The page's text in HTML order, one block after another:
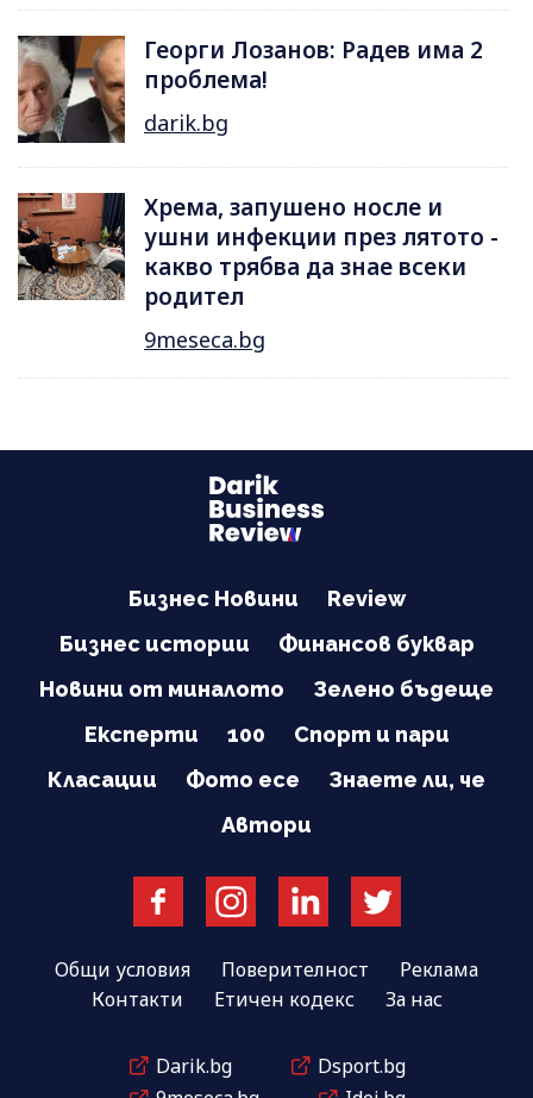
Георги Лозанов: Радев има 2
проблема!
darik.bg
Хрема, запушено носле и
ушни инфекции през лятотo -
какво трябва да знае всеки
родител
9meseca.bg
Бизнес Новини
Review
Бизнес истории
Финансов буквар
Новини от миналото
Зелено бъдеще
Експерти
100
Спорт и пари
Класации
Фото есе
Знаете ли, че
Автори
Общи условия Поверителност
Реклама
Контакти
Етичен кодекс За нас
Darik.bg
Dsport.bg